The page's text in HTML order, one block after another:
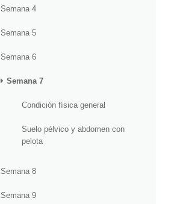
Semana 4
Semana 5
Semana 6
Semana 7
Condición física general
Suelo pélvico y abdomen con
pelota
Semana 8
Semana 9